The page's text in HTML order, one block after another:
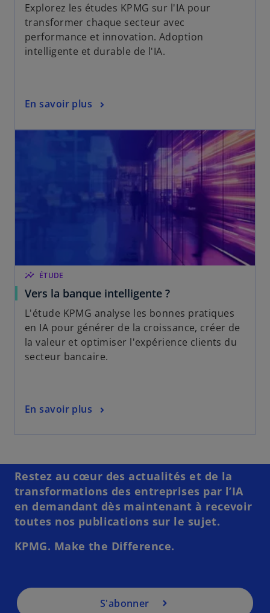
Explorez les études KPMG sur l'IA pour
transformer chaque secteur avec
performance et innovation. Adoption
intelligente et durable de l'IA.
En savoir plus
insights ÉTUDE
Vers la banque intelligente ?
L'étude KPMG analyse les bonnes pratiques
en IA pour générer de la croissance, créer de
la valeur et optimiser l'expérience clients du
secteur bancaire.
En savoir plus
Restez au cœur des actualités et de la
transformations des entreprises par l’IA
en demandant dès maintenant à recevoir
toutes nos publications sur le sujet.
KPMG. Make the Difference.
S'abonner
’
u
v
r
e
d
n